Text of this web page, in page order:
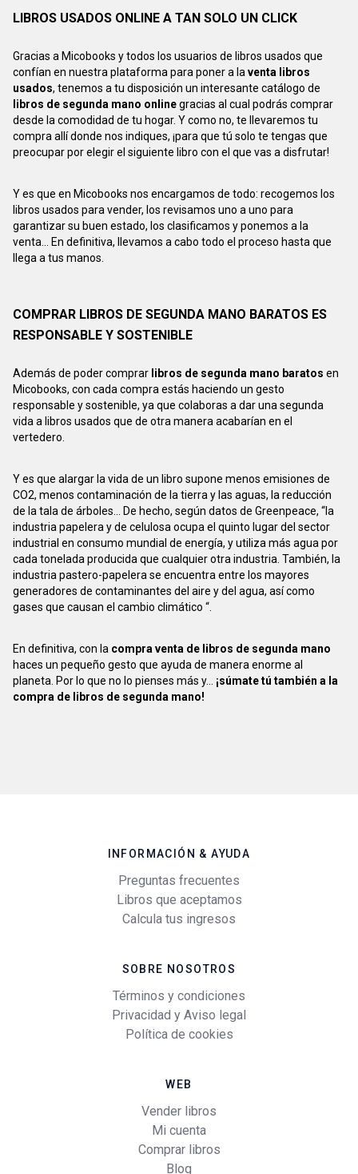
LIBROS USADOS ONLINE A TAN SOLO UN CLICK
Gracias a Micobooks y todos los usuarios de libros usados que
confían en nuestra plataforma para poner a laventa libros
usados, tenemos a tu disposición un interesante catálogo de
libros de segunda mano onlinegracias al cual podrás comprar
desde la comodidad de tu hogar. Y como no, te llevaremos tu
compra allí donde nos indiques, ¡para que tú solo te tengas que
preocupar por elegir el siguiente libro con el que vas a disfrutar!
Y es que en Micobooks nos encargamos de todo: recogemos los
libros usados para vender, los revisamos uno a uno para
garantizar su buen estado, los clasificamos y ponemos a la
venta... En definitiva, llevamos a cabo todo el proceso hasta que
llega a tus manos.
COMPRAR LIBROS DE SEGUNDA MANO BARATOS ES
RESPONSABLE Y SOSTENIBLE
Además de poder comprar libros de segunda mano baratos en
Micobooks, con cada compra estás haciendo un gesto
responsable y sostenible, ya que colaboras a dar una segunda
vida a libros usados que de otra manera acabarían en el
vertedero.
Y es que alargar la vida de un libro supone menos emisiones de
CO2, menos contaminación de la tierra y las aguas, la reducción
de la tala de árboles... De hecho, según datos de Greenpeace, “la
industria papelera y de celulosa ocupa el quinto lugar del sector
industrial en consumo mundial de energía, y utiliza más agua por
cada tonelada producida que cualquier otra industria. También, la
industria pastero-papelera se encuentra entre los mayores
generadores de contaminantes del aire y del agua, así como
gases que causan el cambio climático “.
En definitiva, con la compra venta de libros de segunda mano
haces un pequeño gesto que ayuda de manera enorme al
planeta. Por lo que no lo pienses más y... ¡súmate tú también a la
compra de libros de segunda mano!
INFORMACIÓN & AYUDA
Preguntas frecuentes
Libros que aceptamos
Calcula tus ingresos
SOBRE NOSOTROS
Términos y condiciones
Privacidad y Aviso legal
Política de cookies
WEB
Vender libros
Mi cuenta
Comprar libros
Blog